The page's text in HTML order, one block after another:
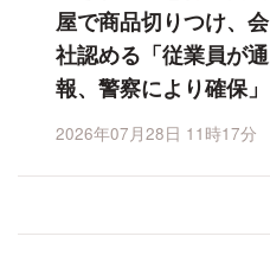
屋で商品切りつけ、会
社認める「従業員が通
報、警察により確保」
2026年07月28日 11時17分